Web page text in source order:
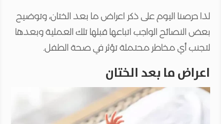
لذا حرصنا اليوم على ذكر اعراض ما بعد الختان، وتوضيح
بعض النصائح الواجب اتباعها قبلها تلك العملية وبعدها
لتجنب أي مخاطر محتملة تؤثر في صحة الطفل.
اعراض ما بعد الختان